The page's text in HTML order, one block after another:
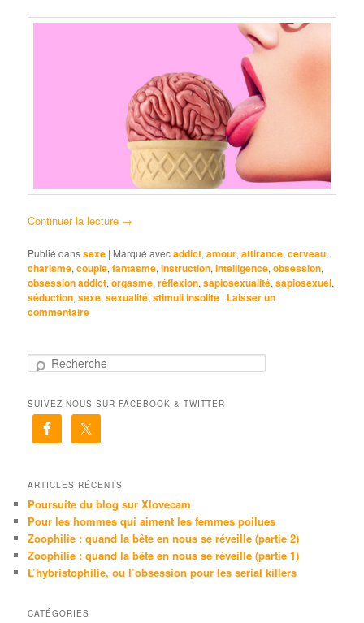
Continuer la lecture →
Publié danssexe | Marqué avecaddict,amour,attirance,cerveau,
charisme,couple,fantasme,instruction,intelligence,obsession,
obsession addict,orgasme,réflexion,sapiosexualité,sapiosexuel,
séduction,sexe,sexualité,stimuli insolite | Laisser un
commentaire
h
e
SUIVEZ-NOUS SUR FACEBOOK & TWITTER
ARTICLES RÉCENTS
Poursuite du blog sur Xlovecam
Pour les hommes qui aiment les femmes poilues
Zoophilie : quand la bête en nous se réveille (partie 2)
Zoophilie : quand la bête en nous se réveille (partie 1)
L’hybristophilie, ou l’obsession pour les serial killers
CATÉGORIES